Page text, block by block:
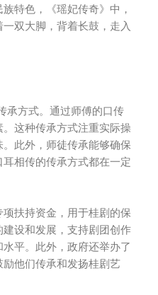
特色，《瑶妃传奇》中，
双大脚，背着长鼓，走入
承方式。通过师傅的口传
这种传承方式注重实际操
此外，师徒传承能够确保
相传的传承方式都在一定
扶持资金，用于桂剧的保
设和发展，支持剧团创作
平。此外，政府还举办了
他们传承和发扬桂剧艺